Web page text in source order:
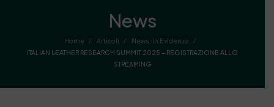
News
Home / Articoli / News In Evidenza
/
ITALIAN LEATHER RESEARCH SUMMIT 2025 – REGISTRAZIONE ALLO
STREAMING